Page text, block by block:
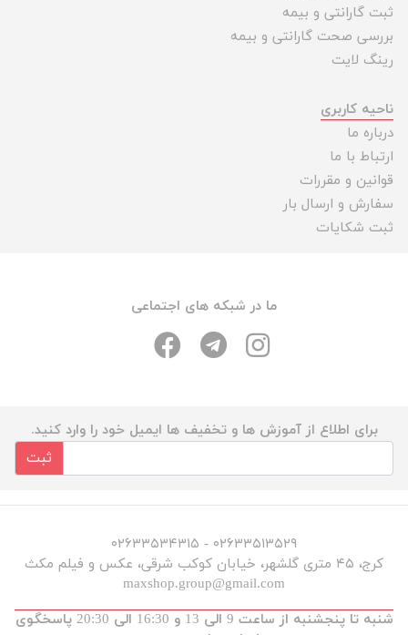
ثبت گارانتی و بیمه
بررسی صحت گارانتی و بیمه
رینگ لایت
ناحیه کاربری
درباره ما
ارتباط با ما
قوانین و مقررات
سفارش و ارسال بار
ثبت شکایات
ما در شبکه های اجتماعی
برای اطلاع از آموزش ها و تخفیف ها ایمیل خود را وارد کنید.
ثبت
۰۲۶۳۳۵۱۳۵۲۹ - ۰۲۶۳۳۵۳۴۳۱۵
کرج، ۴۵ متری گلشهر، خیابان کوکب شرقی، عکس و فیلم مکث
maxshop.group@gmail.com
شنبه تا پنجشنبه از ساعت 9 الی 13 و 16:30 الی 20:30 پاسخگوی